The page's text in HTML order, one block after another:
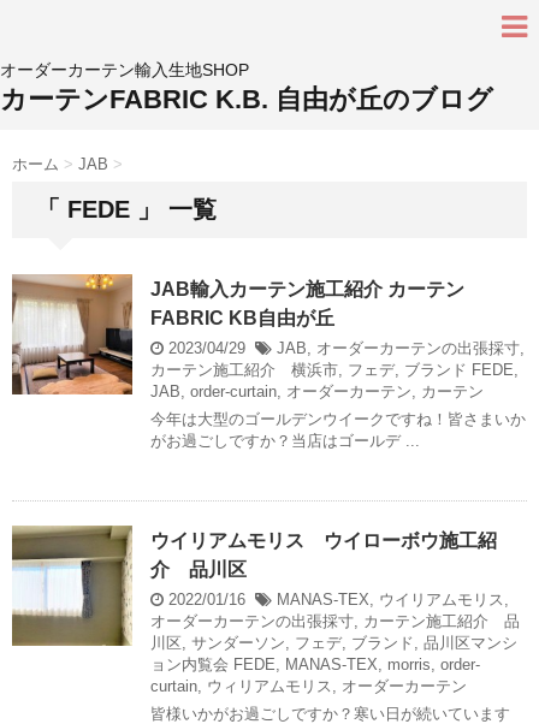
オーダーカーテン輸入生地SHOP
カーテンFABRIC K.B. 自由が丘のブログ
ホーム > JAB >
「 FEDE 」 一覧
JAB輸入カーテン施工紹介 カーテン
FABRIC KB自由が丘
2023/04/29 JAB, オーダーカーテンの出張採寸,
カーテン施工紹介 横浜市, フェデ, ブランド FEDE,
JAB, order-curtain, オーダーカーテン, カーテン
今年は大型のゴールデンウイークですね！皆さまいか
がお過ごしですか？当店はゴールデ ...
ウイリアムモリス ウイローボウ施工紹
介 品川区
2022/01/16 MANAS-TEX, ウイリアムモリス ,
オーダーカーテンの出張採寸, カーテン施工紹介 品
川区, サンダーソン, フェデ, ブランド, 品川区マンシ
ョン内覧会 FEDE, MANAS-TEX, morris, order-
curtain, ウィリアムモリス , オーダーカーテン
皆様いかがお過ごしですか？寒い日が続いています